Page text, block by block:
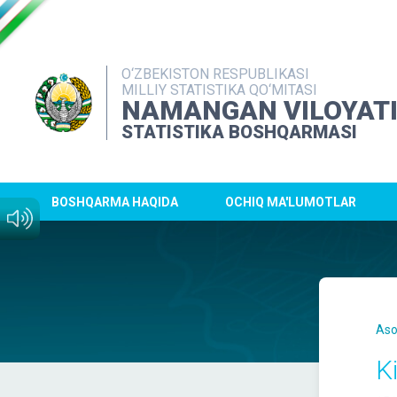
O‘ZBEKISTON RESPUBLIKASI
MILLIY STATISTIKA QO‘MITASI
NAMANGAN VILOYATI
STATISTIKA BOSHQARMASI
BOSHQARMA HAQIDA OCHIQ MA'LUMOTLAR